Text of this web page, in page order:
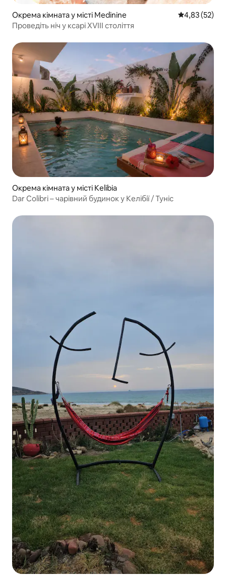
Окрема кімната у місті Medinine Середня
4,83 (52)
Проведіть ніч у ксарі XVIII століття
Окрема кімната у місті Kelibia
Dar Colibri – чарівний будинок у Келібії / Туніс